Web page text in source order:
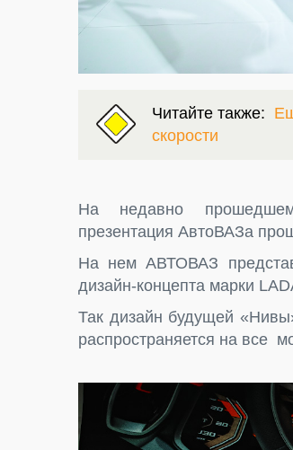
Читайте также:
скорости
На недавно
презентация АвтоВАЗа
На нем АВТОВАЗ
дизайн-концепта марки
Так дизайн будущей
распространяется на все